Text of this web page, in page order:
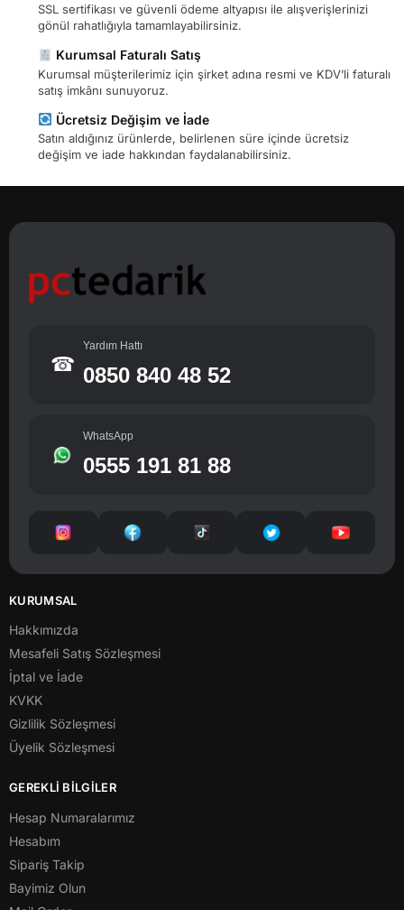
SSL sertifikası ve güvenli ödeme altyapısı ile alışverişlerinizi
gönül rahatlığıyla tamamlayabilirsiniz.
Kurumsal Faturalı Satış
Kurumsal müşterilerimiz için şirket adına resmi ve KDV’li faturalı
satış imkânı sunuyoruz.
Ücretsiz Değişim ve İade
Satın aldığınız ürünlerde, belirlenen süre içinde ücretsiz
değişim ve iade hakkından faydalanabilirsiniz.
☎
Yardım Hattı
0850 840 48 52
WhatsApp
0555 191 81 88
KURUMSAL
Hakkımızda
Mesafeli Satış Sözleşmesi
İptal ve İade
KVKK
Gizlilik Sözleşmesi
Üyelik Sözleşmesi
GEREKLİ BİLGİLER
Hesap Numaralarımız
Hesabım
Sipariş Takip
Bayimiz Olun